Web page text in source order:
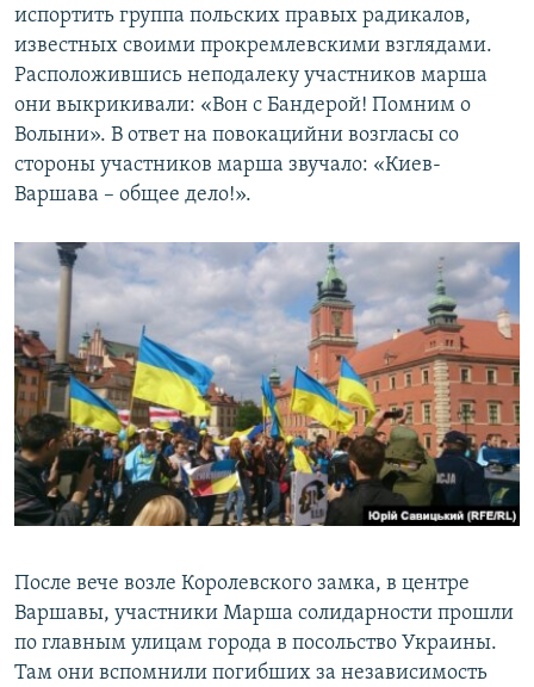
испортить группа польских правых радикалов,
известных своими прокремлевскими взглядами.
Расположившись неподалеку участников марша
они выкрикивали: «Вон с Бандерой! Помним о
Волыни». В ответ на повокацийни возгласы со
стороны участников марша звучало: «Киев-
Варшава – общее дело!».
После вече возле Королевского замка, в центре
Варшавы, участники Марша солидарности прошли
по главным улицам города в посольство Украины.
Там они вспомнили погибших за независимость